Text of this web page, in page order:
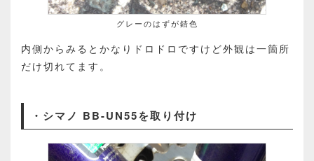
グレーのはずが錆色
内側からみるとかなりドロドロですけど外観は一箇所
だけ切れてます。
・シマノ BB-UN55を取り付け